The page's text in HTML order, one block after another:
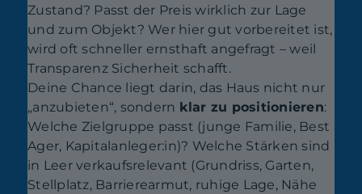
Zustand? Passt der Preis wirklich zur Lage
und zum Objekt? Wer hier gut vorbereitet ist,
wird oft schneller ernsthaft angefragt – weil
Transparenz Sicherheit schafft.
Deine Chance liegt darin, das Haus nicht nur
„anzubieten“, sondern klar zu positionieren:
Welche Zielgruppe passt (junge Familie, Best
Ager, Kapitalanleger:in)? Welche Stärken sind
in Leer verkaufsrelevant (Grundriss, Garten,
Stellplatz, Barrierearmut, ruhige Lage, Nähe